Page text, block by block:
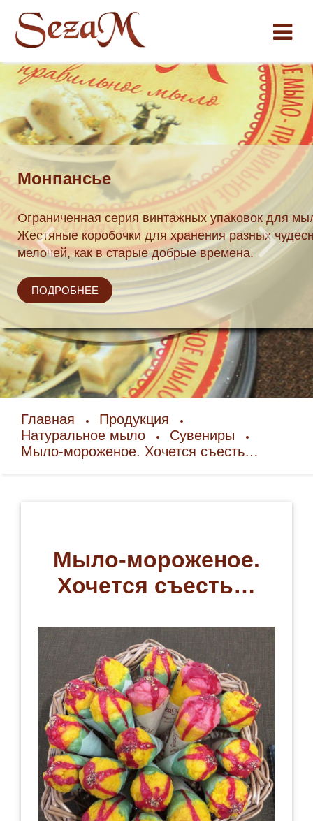
Соляное
Монпансье
Ограниченная серия винтажных упаковок для
Жестяные коробочки для хранения разных
мелочей, как в старые добрые времена.
ПОДРОБНЕЕ
Главная
Продукция
Натуральное мыло
Сувениры
Мыло-мороженое. Хочется съесть…
Мыло-мороженое.
Хочется съесть…